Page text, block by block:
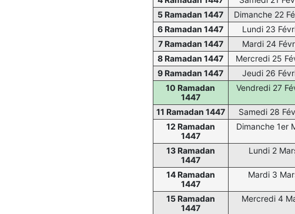
5 Ramadan 1447
Dimanche 22
6 Ramadan 1447
Lundi 23
7 Ramadan 1447
Mardi 24
8 Ramadan 1447
Mercredi 25
9 Ramadan 1447
Jeudi 26
10 Ramadan
1447
Vendredi 27
11 Ramadan 1447 Samedi 28
12 Ramadan
1447
Dimanche 1er
13 Ramadan
1447
Lundi 2
14 Ramadan
1447
Mardi 3
15 Ramadan
1447
Mercredi 4